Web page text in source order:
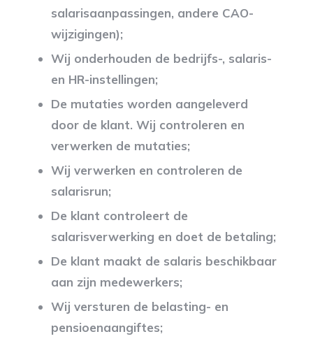
salarisaanpassingen, andere CAO-
wijzigingen);
Wij onderhouden de bedrijfs-, salaris-
en HR-instellingen;
De mutaties worden aangeleverd
door de klant. Wij controleren en
verwerken de mutaties;
Wij verwerken en controleren de
salarisrun;
De klant controleert de
salarisverwerking en doet de betaling;
De klant maakt de salaris beschikbaar
aan zijn medewerkers;
Wij versturen de belasting- en
pensioenaangiftes;